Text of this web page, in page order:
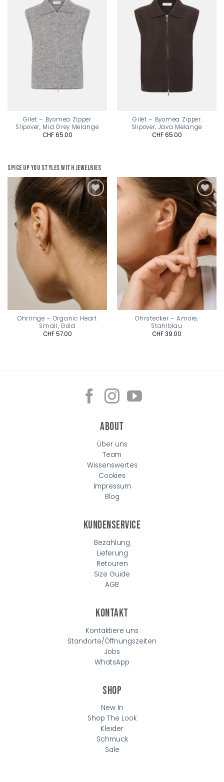
Add to
wishlist
Gilet – Byomea Zipper
Slipover, Mid Grey Melange
CHF65.00
Add to
wishlist
Gilet – Byomea Zipper
Slipover, Java Melange
CHF65.00
Spice up you styles with jewelries
Add to
wishlist
Ohrringe – Organic Heart
Small, Gold
CHF57.00
Add to
wishlist
Ohrstecker – Amore,
Stahlblau
CHF39.00
About
Über uns
Team
Wissenswertes
Cookies
Impressum
Blog
Kundenservice
Bezahlung
Lieferung
Retouren
Size Guide
AGB
Kontakt
Kontaktiere uns
Standorte/Öffnungszeiten
Jobs
WhatsApp
Shop
New In
Shop The Look
Kleider
Schmuck
Sale